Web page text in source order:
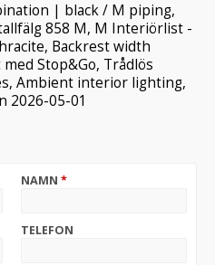
| black / M piping,
858 M, M Interiörlist -
Backrest width
Stop&Go, Trådlös
Ambient interior lighting,
2026-05-01
NAMN *
TELEFON